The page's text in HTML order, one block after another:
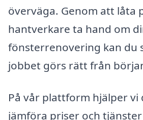
överväga. Genom att låta
hantverkare ta hand om
fönsterrenovering kan du
jobbet görs rätt från
På vår plattform hjälper vi
jämföra priser och